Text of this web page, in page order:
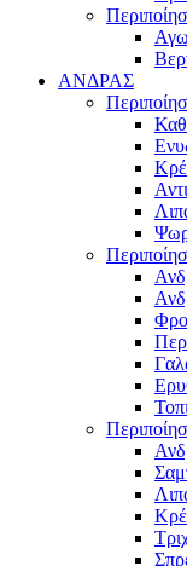
ΑΝΔΡΑΣ